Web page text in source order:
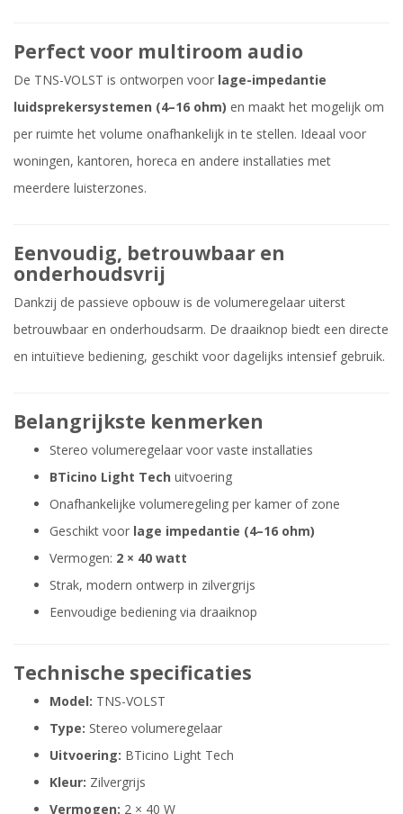
Perfect voor multiroom audio
De TNS-VOLST is ontworpen voor lage-impedantie
luidsprekersystemen (4–16 ohm) en maakt het mogelijk om
per ruimte het volume onafhankelijk in te stellen. Ideaal voor
woningen, kantoren, horeca en andere installaties met
meerdere luisterzones.
Eenvoudig, betrouwbaar en
onderhoudsvrij
Dankzij de passieve opbouw is de volumeregelaar uiterst
betrouwbaar en onderhoudsarm. De draaiknop biedt een directe
en intuïtieve bediening, geschikt voor dagelijks intensief gebruik.
Belangrijkste kenmerken
Stereo volumeregelaar voor vaste installaties
BTicino Light Tech uitvoering
Onafhankelijke volumeregeling per kamer of zone
Geschikt voor lage impedantie (4–16 ohm)
Vermogen: 2 × 40 watt
Strak, modern ontwerp in zilvergrijs
Eenvoudige bediening via draaiknop
Technische specificaties
Model: TNS-VOLST
Type: Stereo volumeregelaar
Uitvoering: BTicino Light Tech
Kleur: Zilvergrijs
Vermogen: 2 × 40 W